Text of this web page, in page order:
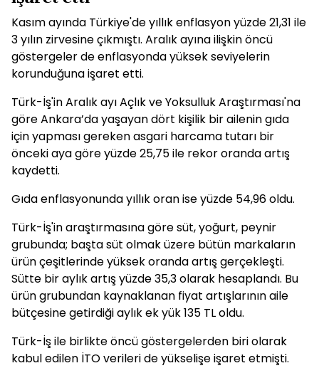
Kasım ayında Türkiye'de yıllık enflasyon yüzde 21,31 ile
3 yılın zirvesine çıkmıştı. Aralık ayına ilişkin öncü
göstergeler de enflasyonda yüksek seviyelerin
korunduğuna işaret etti.
Türk-İş'in Aralık ayı Açlık ve Yoksulluk Araştırması'na
göre Ankara’da yaşayan dört kişilik bir ailenin gıda
için yapması gereken asgari harcama tutarı bir
önceki aya göre yüzde 25,75 ile rekor oranda artış
kaydetti.
Gıda enflasyonunda yıllık oran ise yüzde 54,96 oldu.
Türk-İş'in araştırmasına göre süt, yoğurt, peynir
grubunda; başta süt olmak üzere bütün markaların
ürün çeşitlerinde yüksek oranda artış gerçekleşti.
Sütte bir aylık artış yüzde 35,3 olarak hesaplandı. Bu
ürün grubundan kaynaklanan fiyat artışlarının aile
bütçesine getirdiği aylık ek yük 135 TL oldu.
Türk-İş ile birlikte öncü göstergelerden biri olarak
kabul edilen İTO verileri de yükselişe işaret etmişti.